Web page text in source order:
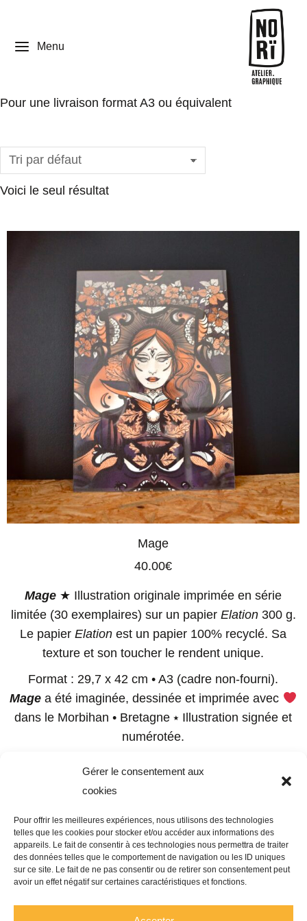
Gérer le consentement aux
cookies
Pour offrir les meilleures expériences, nous utilisons des technologies
telles que les cookies pour stocker et/ou accéder aux informations des
appareils. Le fait de consentir à ces technologies nous permettra de traiter
des données telles que le comportement de navigation ou les ID uniques
sur ce site. Le fait de ne pas consentir ou de retirer son consentement peut
avoir un effet négatif sur certaines caractéristiques et fonctions.
Menu
Pour une livraison format A3 ou équivalent
Voici le seul résultat
Mage
40.00€
Mage ★ Illustration originale imprimée en série
limitée (30 exemplaires) sur un papier Elation300 g.
Le papier Elation est un papier 100% recyclé. Sa
texture et son toucher le rendent unique.
Format : 29,7 x 42 cm • A3 (cadre non-fourni).
Mage a été imaginée, dessinée et imprimée avec
dans le Morbihan • Bretagne ⭑ Illustration signée et
numérotée.
Livraison en Colissimo suivi, sans signature • 6,99€.
Photos non contractuelles.